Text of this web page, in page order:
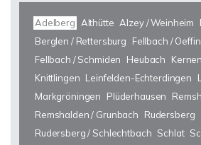
Adelberg Althütte Alzey / Weinheim
Berglen / Rettersburg
Fellbach /
Fellbach / Schmiden
Heubach
Knittlingen Leinfelden-Echterdingen
Markgröningen
Plüderhausen
Remshalden / Grunbach
Rudersberg
Rudersberg / Schlechtbach Schlat